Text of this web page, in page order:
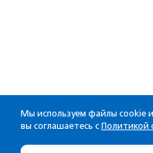
Мы используем файлы cookie
вы соглашаетесь с Политикой